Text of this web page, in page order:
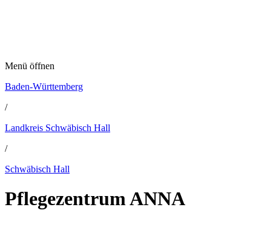
Menü öffnen
Baden-Württemberg
/
Landkreis Schwäbisch Hall
/
Schwäbisch Hall
Pflegezentrum ANNA